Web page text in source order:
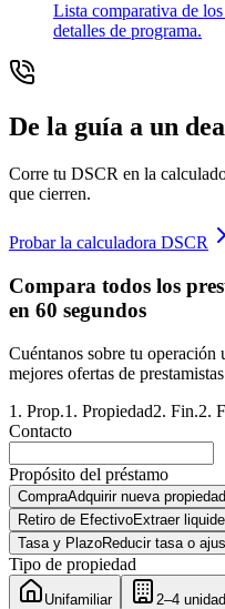
Lista comparativa de
detalles de programa.
De la guía a un
Corre tu DSCR en la
que cierren.
Probar la calculadora DSCR
Compara todos los
en 60 segundos
Cuéntanos sobre tu operación
mejores ofertas de
1 . Prop.1 . Propiedad2. Fin.2.
Contacto
Propósito del préstamo
CompraAdquirir nueva propiedad
Retiro de EfectivoExtraer
Tasa y PlazoReducir tasa o
Tipo de propiedad
Unifamiliar 2–4